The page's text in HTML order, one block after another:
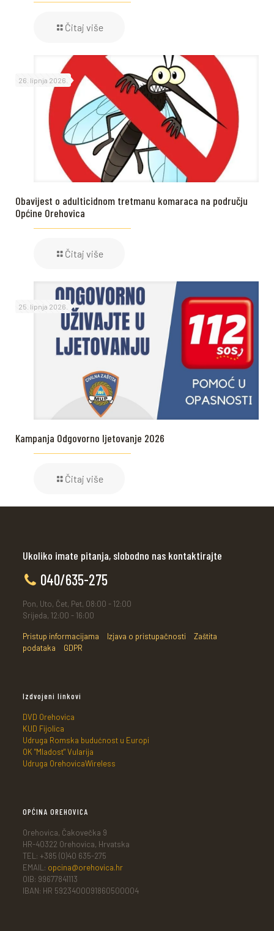
Čitaj više
26. lipnja 2026.
Obavijest o adulticidnom tretmanu komaraca na području
Općine Orehovica
Čitaj više
25. lipnja 2026.
Kampanja Odgovorno ljetovanje 2026
Čitaj više
Ukoliko imate pitanja, slobodno nas kontaktirajte
040/635-275
Pon, Uto, Čet, Pet, 08:00 - 12:00
Srijeda, 12:00 - 16:00
Pristup informacijama Izjava o pristupačnosti
Zaštita
podataka
GDPR
Izdvojeni linkovi
DVD Orehovica
KUD Fijolica
Udruga Romska budućnost u Europi
OK "Mladost" Vularija
Udruga OrehovicaWireless
OPĆINA OREHOVICA
Orehovica, Čakovečka 9
HR-40322 Orehovica, Hrvatska
TEL: +385 (0)40 635-275
EMAIL: opcina@orehovica.hr
OIB: 99677841113
IBAN: HR 5923400091860500004